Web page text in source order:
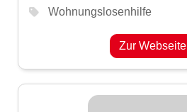
Wohnungslosenhilfe
Zur Webseite